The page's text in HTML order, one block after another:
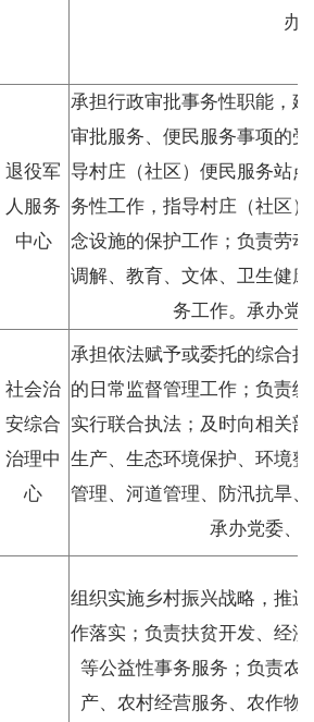
办
退役军
人服务
中心
承担行政审批事务性职能，
审批服务、便民服务事项的
导村庄（社区）便民服务站
务性工作，指导村庄（社区
念设施的保护工作；负责劳
调解、教育、文体、卫生健
务工作。承办党
社会治
安综合
治理中
心
承担依法赋予或委托的综合
的日常监督管理工作；负责
实行联合执法；及时向相关
生产、生态环境保护、环境
管理、河道管理、防汛抗旱
承办党委、
组织实施乡村振兴战略，推
作落实；负责扶贫开发、经
等公益性事务服务；负责农
产、农村经营服务、农作物